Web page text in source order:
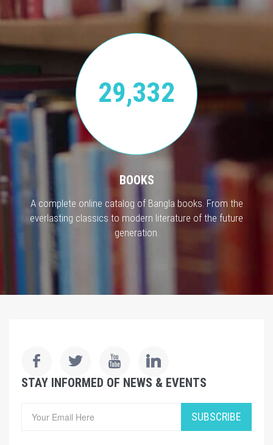
29,332
BOOKS
A complete online catalog of Bangla books. From the
everlasting classics to modern literature of the future
generation.
STAY INFORMED OF NEWS & EVENTS
SUBSCRIBE